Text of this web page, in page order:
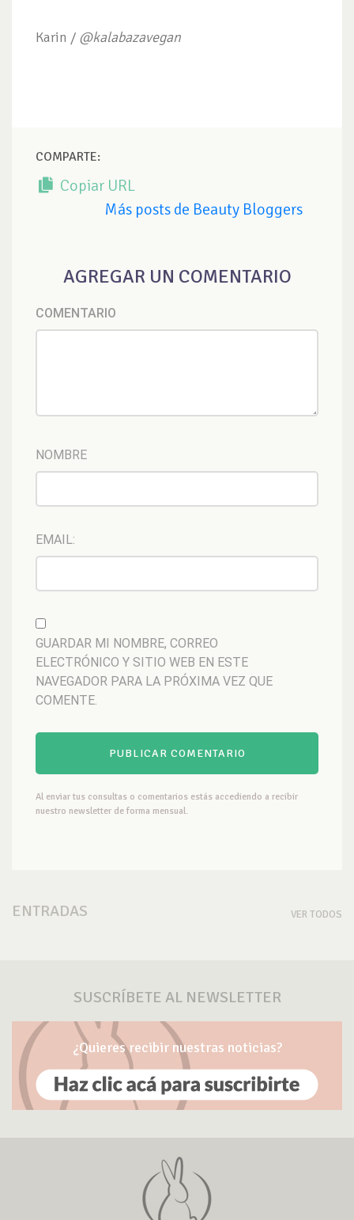
Karin / @kalabazavegan
COMPARTE:
Copiar URL
Más posts de Beauty Bloggers
AGREGAR UN COMENTARIO
COMENTARIO
NOMBRE
EMAIL:
GUARDAR MI NOMBRE, CORREO
ELECTRÓNICO Y SITIO WEB EN ESTE
NAVEGADOR PARA LA PRÓXIMA VEZ QUE
COMENTE.
Al enviar tus consultas o comentarios estás accediendo a recibir
nuestro newsletter de forma mensual.
ENTRADAS VER TODOS
SUSCRÍBETE AL NEWSLETTER
¿Quieres recibir nuestras noticias?